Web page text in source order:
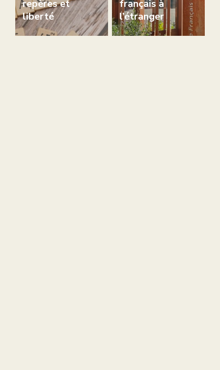
repères et
liberté
français à
l’étranger